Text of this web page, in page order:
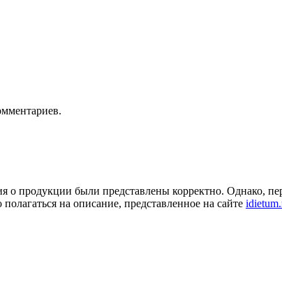
продукции были представлены корректно. Однако,
на описание, представленное на сайте